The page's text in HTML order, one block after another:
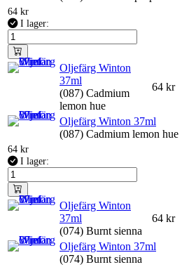
64 kr
I lager:
Oljefärg Winton
37ml
(087) Cadmium
lemon hue
64 kr
Oljefärg Winton 37ml
(087) Cadmium lemon hue
64 kr
I lager:
Oljefärg Winton
37ml
(074) Burnt sienna
64 kr
Oljefärg Winton 37ml
(074) Burnt sienna